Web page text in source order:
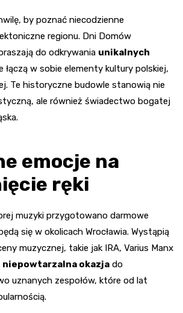
by poznać niecodzienne
regionu. Dni Domów
do odkrywania unikalnych
łączą w sobie elementy kultury polskiej,
Te historyczne budowle stanowią nie
ale również świadectwo bogatej
emocje na
ręki
muzyki przygotowano darmowe
się w okolicach Wrocławia. Wystąpią
muzycznej, takie jak IRA, Varius Manx
niepowtarzalna okazja do
uznanych zespołów, które od lat